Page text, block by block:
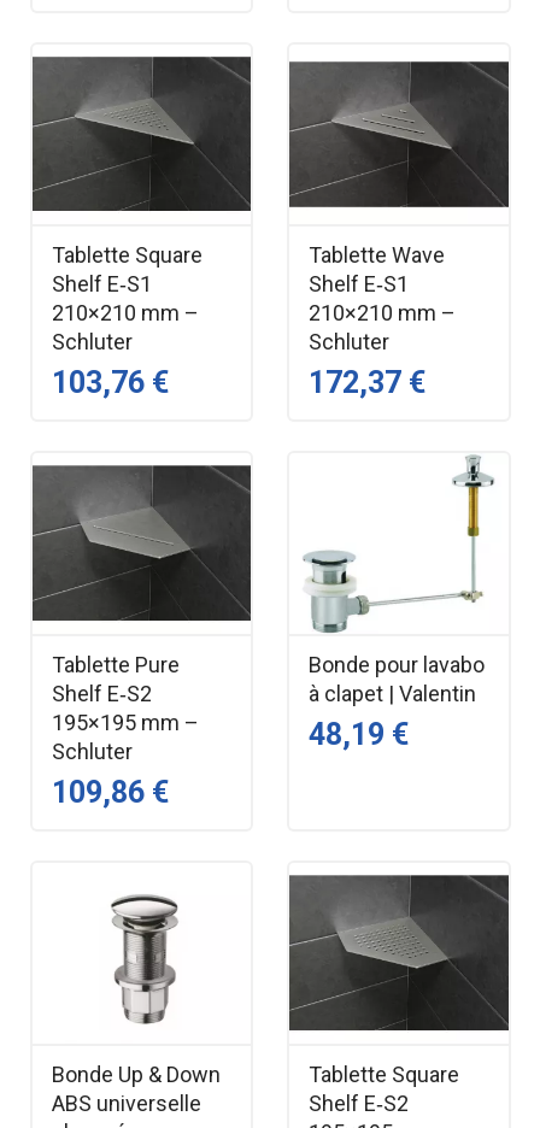
Tablette Square
Shelf E‑S1
210×210 mm –
Schluter
103,76 €
Tablette Wave
Shelf E‑S1
210×210 mm –
Schluter
172,37 €
Tablette Pure
Shelf E‑S2
195×195 mm –
Schluter
109,86 €
Bonde pour lavabo
à clapet | Valentin
48,19 €
Bonde Up & Down
ABS universelle
Tablette Square
Shelf E‑S2